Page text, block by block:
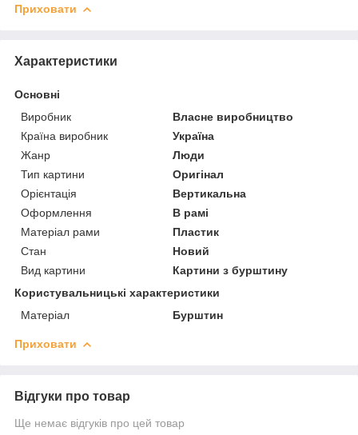
Приховати
Характеристики
Основні
Виробник
Власне виробництво
Країна виробник
Україна
Жанр
Люди
Тип картини
Оригінал
Орієнтація
Вертикальна
Оформлення
В рамі
Матеріал рами
Пластик
Стан
Новий
Вид картини
Картини з бурштину
Користувальницькі характеристики
Матеріал
Бурштин
Приховати
Відгуки про товар
Ще немає відгуків про цей товар